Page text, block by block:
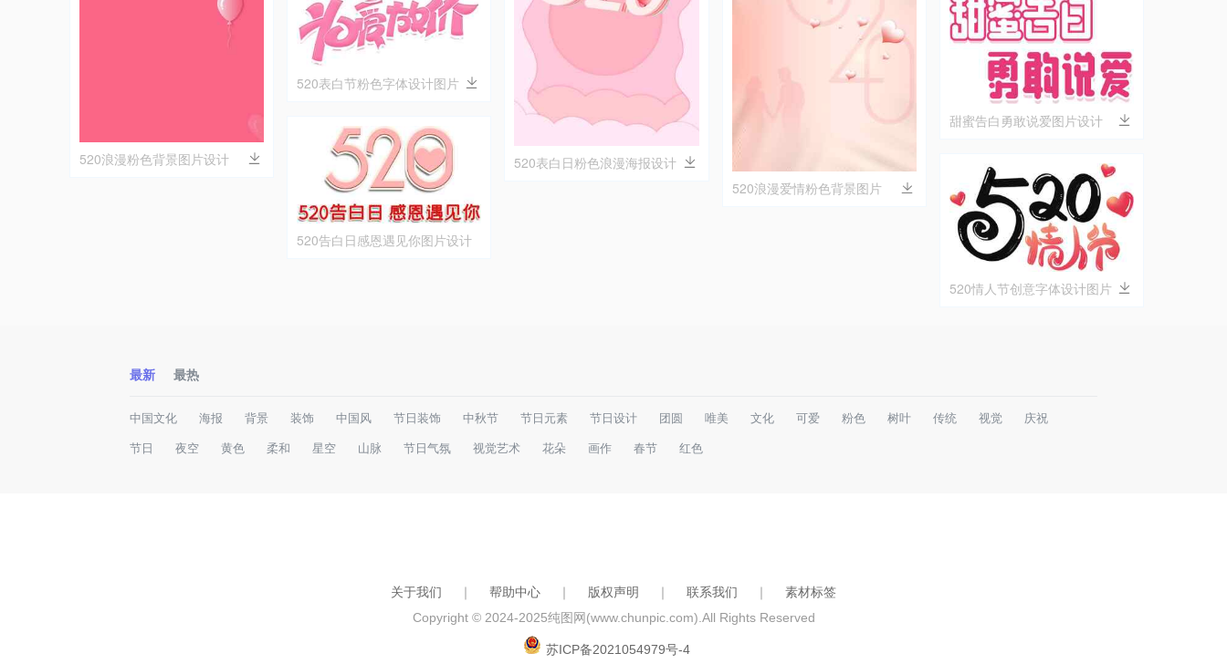
520浪漫粉色背景图片设计
520表白节粉色字体设计图片
520告白日感恩遇见你图片设计
520表白日粉色浪漫海报设计
520浪漫爱情粉色背景图片
甜蜜告白勇敢说爱图片设计
520情人节创意字体设计图片
最新 最热
中国文化 海报 背景 装饰 中国风 节日装饰 中秋节 节日元素 节日设计 团圆 唯美 文化 可爱 粉色 树叶 传统 视觉 庆祝
节日 夜空 黄色 柔和 星空 山脉 节日气氛 视觉艺术 花朵 画作 春节 红色
关于我们 ｜ 帮助中心 ｜ 版权声明 ｜ 联系我们 ｜
素材标签
Copyright © 2024-2025纯图网(www.chunpic.com) .All Rights Reserved
苏ICP备2021054979号-4